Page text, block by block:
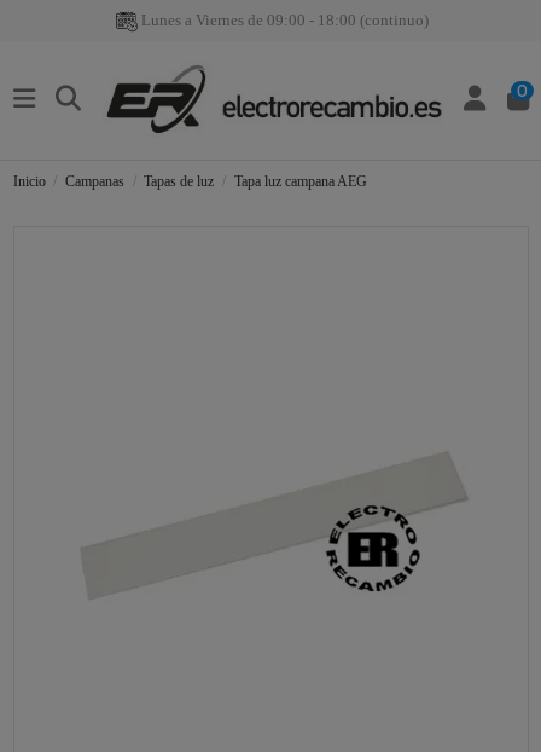
Lunes a Viernes de 09:00 - 18:00 (continuo)
0
Inicio Campanas Tapas de luz Tapa luz campana AEG